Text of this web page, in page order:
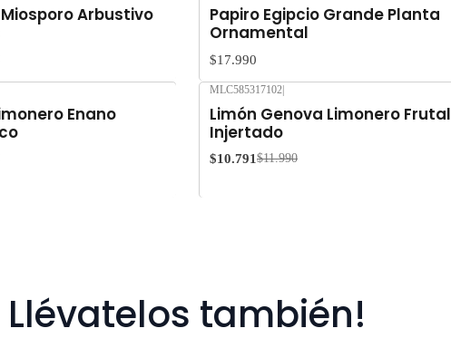
Arbustivo
Papiro Egipcio Grande Planta
Ornamental
$17.990
Enano
MLC585317102|
Limón Genova Limonero Frutal
Injertado
$10.791 $11.990
Llévatelos también!